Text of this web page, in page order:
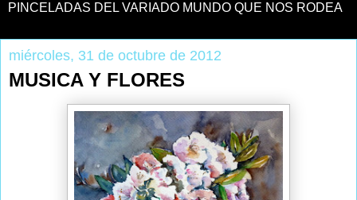
PINCELADAS DEL VARIADO MUNDO QUE NOS RODEA
miércoles, 31 de octubre de 2012
MUSICA Y FLORES